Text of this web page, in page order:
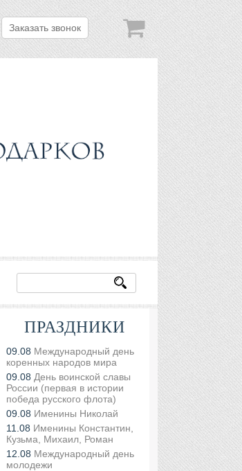
Заказать звонок
ПРАЗДНИКИ
09.08 Международный день
коренных народов мира
09.08 День воинской славы
России (первая в истории
победа русского флота)
09.08 Именины Николай
11.08 Именины Константин,
Кузьма, Михаил, Роман
12.08 Международный день
молодежи